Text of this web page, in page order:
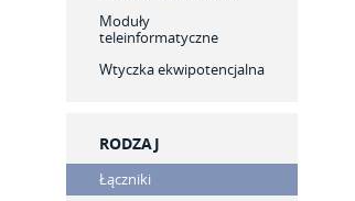
Moduły
teleinformatyczne
Wtyczka ekwipotencjalna
RODZAJ
Łączniki